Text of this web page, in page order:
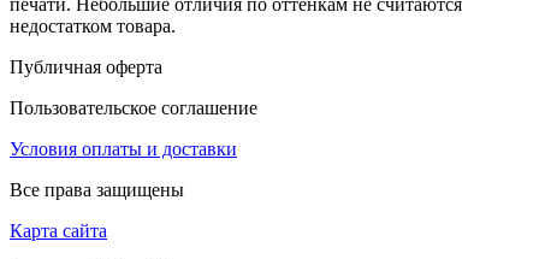
печати. Небольшие отличия по оттенкам не считаются
недостатком товара.
Публичная оферта
Пользовательское соглашение
Условия оплаты и доставки
Все права защищены
Карта сайта